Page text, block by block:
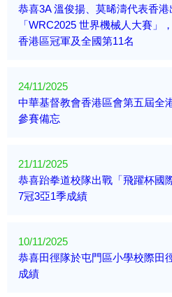
恭喜3A 溫俊揚、莫晞濤代表香
「WRC2025 世界機械人大賽」
香港區冠軍及全國第11名
24/11/2025
中華基督教會香港區會第五屆全
參賽備忘
21/11/2025
恭喜跆拳道校隊出戰「飛躍杯國
7冠3亞1季成績
10/11/2025
恭喜田徑隊於屯門區小學校際田
成績